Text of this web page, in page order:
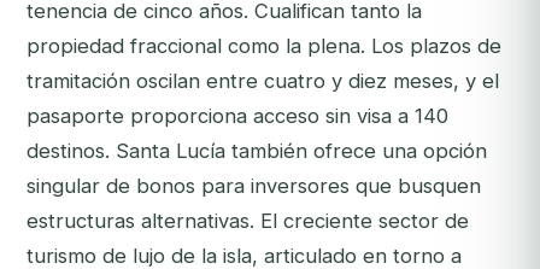
tenencia de cinco años. Cualifican tanto la
propiedad fraccional como la plena. Los plazos de
tramitación oscilan entre cuatro y diez meses, y el
pasaporte proporciona acceso sin visa a 140
destinos. Santa Lucía también ofrece una opción
singular de bonos para inversores que busquen
estructuras alternativas. El creciente sector de
turismo de lujo de la isla, articulado en torno a